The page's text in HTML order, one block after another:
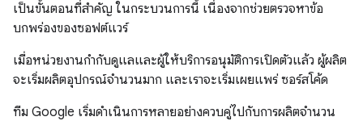
เป็นขั้นตอนที่สำคัญ ในกระบวนการนี้ เนื่องจากช่วยตรวจหาข้อ
บกพร่องของซอฟต์แวร์
เมื่อหน่วยงานกำกับดูแลและผู้ให้บริการอนุมัติการเปิดตัวแล้ว ผู้ผลิต
จะเริ่มผลิตอุปกรณ์จำนวนมาก และเราจะเริ่มเผยแพร่ ซอร์สโค้ด
ทีม Google เริ่มดำเนินการหลายอย่างควบคู่ไปกับการผลิตจำนวน